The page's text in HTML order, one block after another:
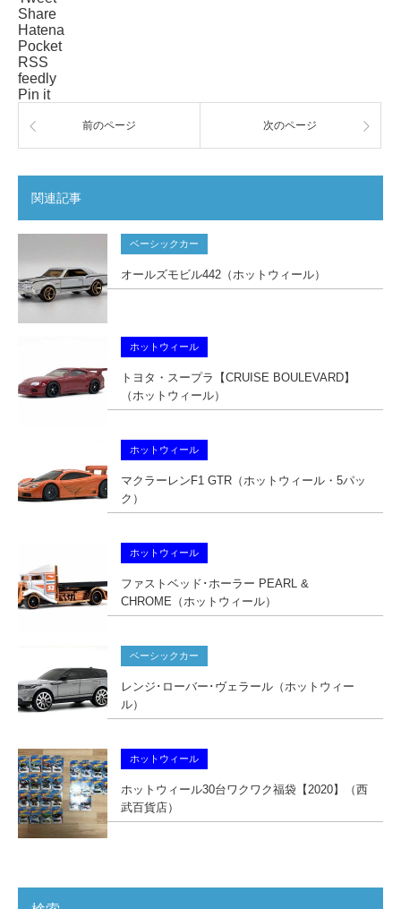
Share
Hatena
Pocket
RSS
feedly
Pin it
前のページ 次のページ
関連記事
ベーシックカー
オールズモビル442（ホットウィール）
ホットウィール
トヨタ・スープラ【CRUISE BOULEVARD】
（ホットウィール）
ホットウィール
マクラーレンF1 GTR（ホットウィール・5パッ
ク）
ホットウィール
ファストベッド･ホーラー PEARL &
CHROME（ホットウィール）
ベーシックカー
レンジ･ローバー･ヴェラール（ホットウィー
ル）
ホットウィール
ホットウィール30台ワクワク福袋【2020】（西
武百貨店）